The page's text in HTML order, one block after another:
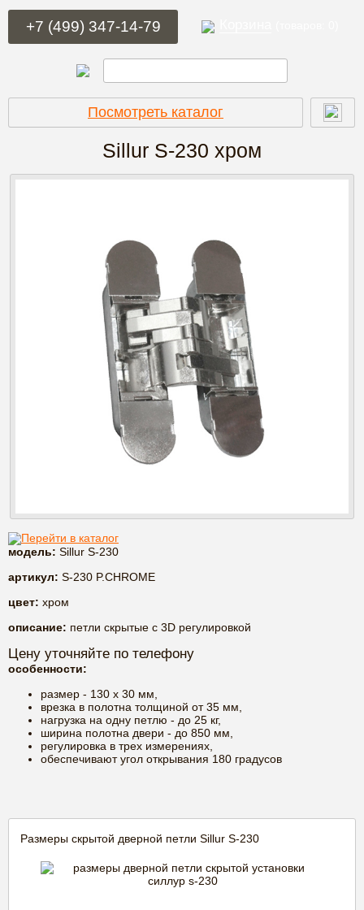
+7 (499) 347-14-79
Посмотреть каталог
Sillur S-230 хром
Перейти в каталог
модель: Sillur S-230
артикул: S-230 P.CHROME
цвет: хром
описание: петли скрытые с 3D регулировкой
Цену уточняйте по телефону
особенности:
размер - 130 х 30 мм,
врезка в полотна толщиной от 35 мм,
нагрузка на одну петлю - до 25 кг,
ширина полотна двери - до 850 мм,
регулировка в трех измерениях,
обеспечивают угол открывания 180 градусов
Размеры скрытой дверной петли Sillur S-230